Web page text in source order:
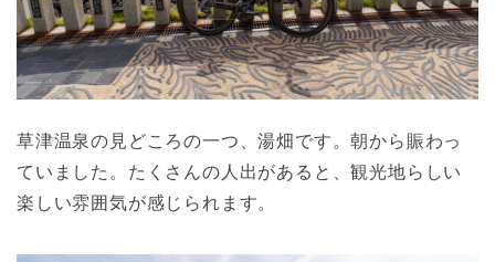
草津温泉の見どころの一つ、湯畑です。朝から賑わっ
ていました。たくさんの人出があると、観光地らしい
楽しい雰囲気が感じられます。